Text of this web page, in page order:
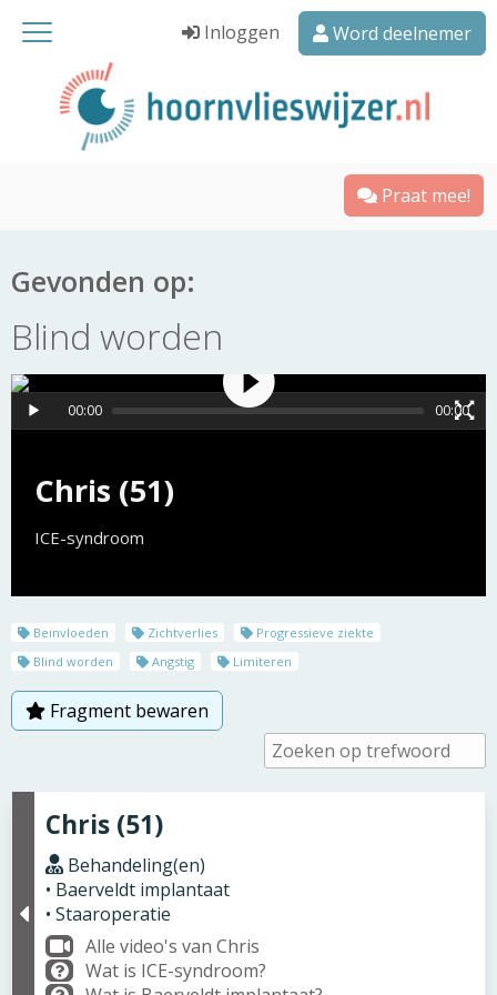
Inloggen Word deelnemer
Praat mee!
Gevonden op:
Blind worden
Chris (51)
ICE-syndroom
00:00 00:00
Beinvloeden Zichtverlies
Progressieve ziekte
Blind worden
Angstig Limiteren
Fragment bewaren
Chris (51)
Behandeling(en)
• Baerveldt implantaat
• Staaroperatie
Alle video's van Chris
Wat is ICE-syndroom?